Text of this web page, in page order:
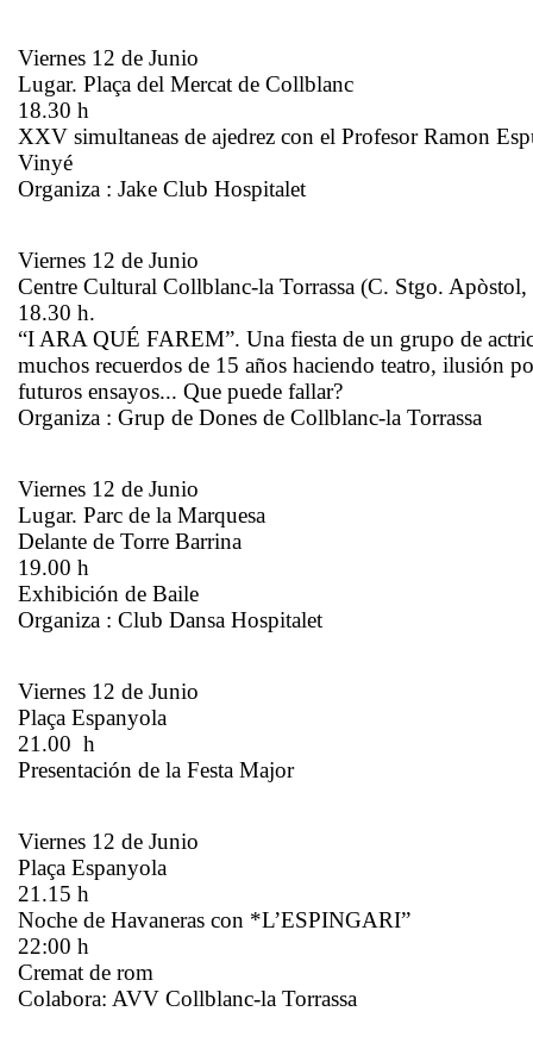
Viernes 12 de Junio
Lugar. Plaça del Mercat de Collblanc
18.30 h
XXV simultaneas de ajedrez con el Profesor Ramon
Vinyé
Organiza : Jake Club Hospitalet
Viernes 12 de Junio
Centre Cultural Collblanc-la Torrassa (C. Stgo. Apòstol,
18.30 h.
“I ARA QUÉ FAREM”. Una fiesta de un grupo de
muchos recuerdos de 15 años haciendo teatro, ilusión
futuros ensayos... Que puede fallar?
Organiza : Grup de Dones de Collblanc-la Torrassa
Viernes 12 de Junio
Lugar. Parc de la Marquesa
Delante de Torre Barrina
19.00 h
Exhibición de Baile
Organiza : Club Dansa Hospitalet
Viernes 12 de Junio
Plaça Espanyola
21.00 h
Presentación de la Festa Major
Viernes 12 de Junio
Plaça Espanyola
21.15 h
Noche de Havaneras con *L’ESPINGARI”
22:00 h
Cremat de rom
Colabora: AVV Collblanc-la Torrassa